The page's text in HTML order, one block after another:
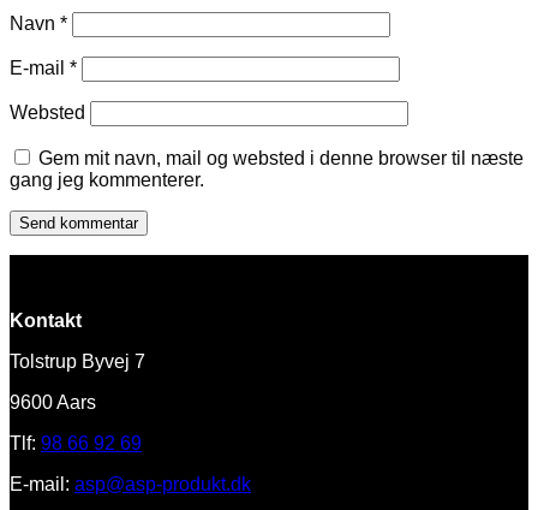
Navn *
E-mail *
Websted
Gem mit navn, mail og websted i denne browser til næste
gang jeg kommenterer.
Kontakt
Tolstrup Byvej 7
9600 Aars
Tlf: 98 66 92 69
E-mail: asp@asp-produkt.dk